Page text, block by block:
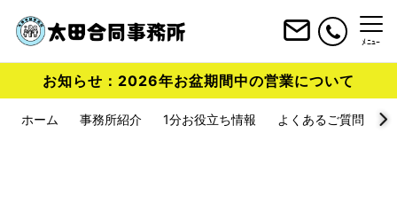
ﾒﾆｭｰ
お知らせ：2026年お盆期間中の営業について
ホーム 事務所紹介 1分お役立ち情報 よくあるご質問